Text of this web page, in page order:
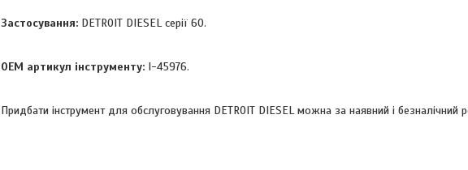
Застосування: DETROIT DIESEL серії 60.
OEM артикул інструменту: I-45976.
Придбати інструмент для обслуговування DETROIT DIESEL можна за наявний і безналічний